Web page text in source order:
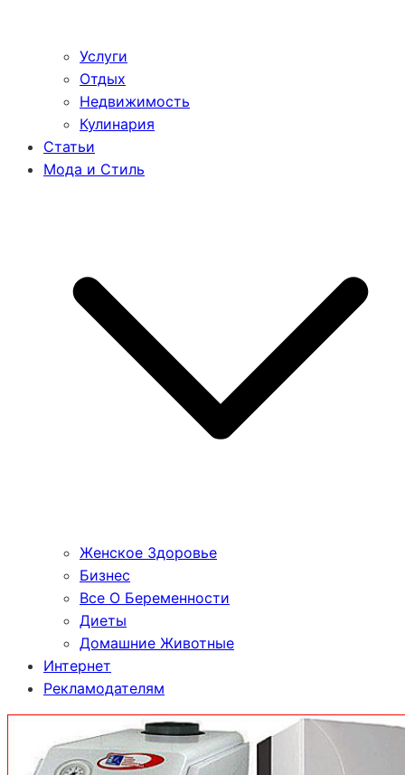
Услуги
Отдых
Недвижимость
Кулинария
Статьи
Мода и Стиль
Женское Здоровье
Бизнес
Все О Беременности
Диеты
Домашние Животные
Интернет
Рекламодателям